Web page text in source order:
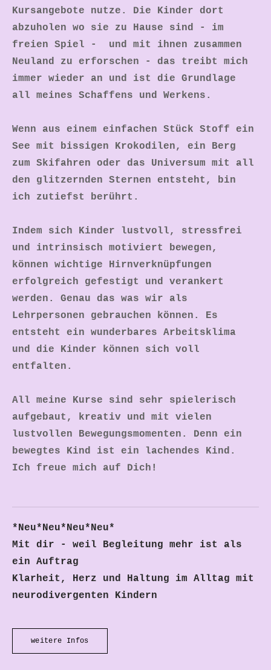
Kursangebote nutze. Die Kinder dort
abzuholen wo sie zu Hause sind - im
freien Spiel - und mit ihnen zusammen
Neuland zu erforschen - das treibt mich
immer wieder an und ist die Grundlage
all meines Schaffens und Werkens.
Wenn aus einem einfachen Stück Stoff ein
See mit bissigen Krokodilen, ein Berg
zum Skifahren oder das Universum mit all
den glitzernden Sternen entsteht, bin
ich zutiefst berührt.
Indem sich Kinder lustvoll, stressfrei
und intrinsisch motiviert bewegen,
können wichtige Hirnverknüpfungen
erfolgreich gefestigt und verankert
werden. Genau das was wir als
Lehrpersonen gebrauchen können. Es
entsteht ein wunderbares Arbeitsklima
und die Kinder können sich voll
entfalten.
​All meine Kurse sind sehr spielerisch
aufgebaut, kreativ und mit vielen
lustvollen Bewegungsmomenten. Denn ein
bewegtes Kind ist ein lachendes Kind.
Ich freue mich auf Dich!
*Neu*Neu*Neu*Neu*
Mit dir - weil Begleitung mehr ist als
ein Auftrag
Klarheit, Herz und Haltung im Alltag mit
neurodivergenten Kindern
weitere Infos